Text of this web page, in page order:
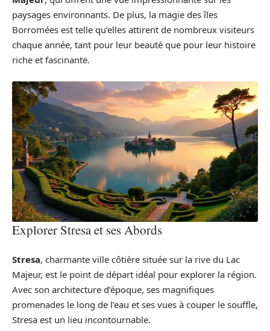
paysages environnants. De plus, la magie des îles
Borromées est telle qu’elles attirent de nombreux visiteurs
chaque année, tant pour leur beauté que pour leur histoire
riche et fascinante.
Explorer Stresa et ses Abords
Stresa, charmante ville côtière située sur la rive du Lac
Majeur, est le point de départ idéal pour explorer la région.
Avec son architecture d’époque, ses magnifiques
promenades le long de l’eau et ses vues à couper le souffle,
Stresa est un lieu incontournable.